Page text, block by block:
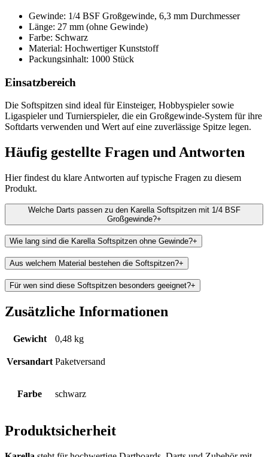
Gewinde: 1/4 BSF Großgewinde, 6,3 mm Durchmesser
Länge: 27 mm (ohne Gewinde)
Farbe: Schwarz
Material: Hochwertiger Kunststoff
Packungsinhalt: 1000 Stück
Einsatzbereich
Die Softspitzen sind ideal für Einsteiger, Hobbyspieler sowie
Ligaspieler und Turnierspieler, die ein Großgewinde-System für ihre
Softdarts verwenden und Wert auf eine zuverlässige Spitze legen.
Häufig gestellte Fragen undAntworten
Hier findest du klare Antworten auf typische Fragen zu diesem
Produkt.
Welche Darts passen zu den Karella Softspitzen mit 1/4 BSF
Großgewinde?+
Wie lang sind die Karella Softspitzen ohne Gewinde?+
Aus welchem Material bestehen die Softspitzen?+
Für wen sind diese Softspitzen besonders geeignet?+
Zusätzliche Informationen
Gewicht 0,48 kg
Versandart Paketversand
Farbe schwarz
Produktsicherheit